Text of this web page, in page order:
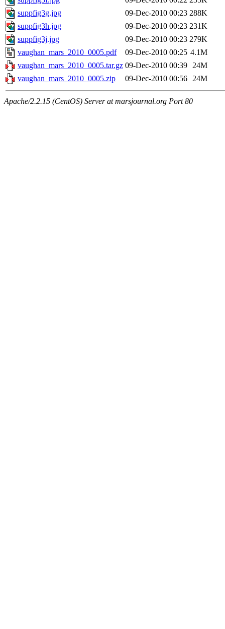
suppfig3g.jpg
09-Dec-2010 00:23 288K
suppfig3h.jpg
09-Dec-2010 00:23 231K
suppfig3j.jpg
09-Dec-2010 00:23 279K
vaughan_mars_2010_0005.pdf
09-Dec-2010 00:25 4.1M
vaughan_mars_2010_0005.tar.gz 09-Dec-2010 00:39 24M
vaughan_mars_2010_0005.zip
09-Dec-2010 00:56 24M
Apache/2.2.15 (CentOS) Server at marsjournal.org Port 80